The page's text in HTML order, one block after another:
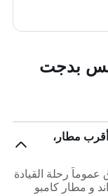
بدجت
مطار،
رحلة القيادة
و مطار كامبو